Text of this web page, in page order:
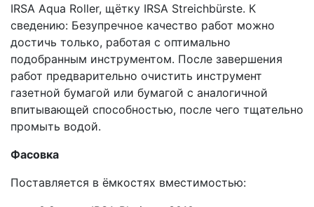
IRSA Aqua Roller, щётку IRSA Streichbürste. К
сведению: Безупречное качество работ можно
достичь только, работая с оптимально
подобранным инструментом. После завершения
работ предварительно очистить инструмент
газетной бумагой или бумагой с аналогичной
впитывающей способностью, после чего тщательно
промыть водой.
Фасовка
Поставляется в ёмкостях вместимостью: